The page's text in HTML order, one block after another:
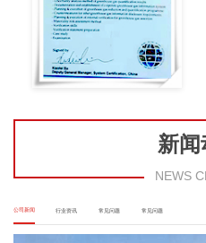
新
NEWS
公司新闻 行业资讯 常见问题 常见问题